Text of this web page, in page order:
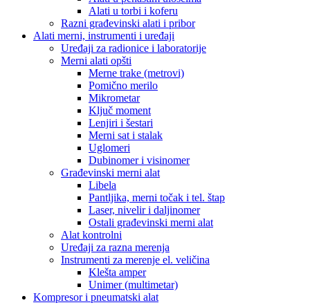
Alati u torbi i koferu
Razni građevinski alati i pribor
Alati merni, instrumenti i uređaji
Uređaji za radionice i laboratorije
Merni alati opšti
Merne trake (metrovi)
Pomično merilo
Mikrometar
Ključ moment
Lenjiri i šestari
Merni sat i stalak
Uglomeri
Dubinomer i visinomer
Građevinski merni alat
Libela
Pantljika, merni točak i tel. štap
Laser, nivelir i daljinomer
Ostali građevinski merni alat
Alat kontrolni
Uređaji za razna merenja
Instrumenti za merenje el. veličina
Klešta amper
Unimer (multimetar)
Kompresor i pneumatski alat